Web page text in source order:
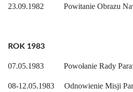
23.09.1982 Powitanie Obrazu
ROK 1983
07.05.1983 Powołanie Rady
08-12.05.1983 Odnowienie Misji